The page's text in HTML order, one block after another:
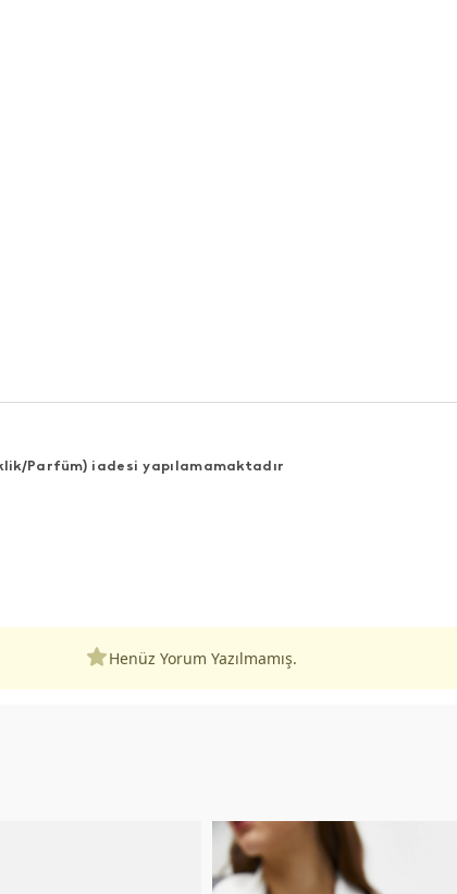
Parfüm) iadesi yapılamamaktadır
Henüz Yorum Yazılmamış.